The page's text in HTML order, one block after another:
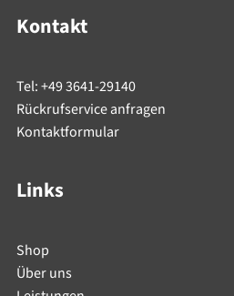
Kontakt
Tel: +49 3641-29140
Rückrufservice anfragen
Kontaktformular
Links
Shop
Über uns